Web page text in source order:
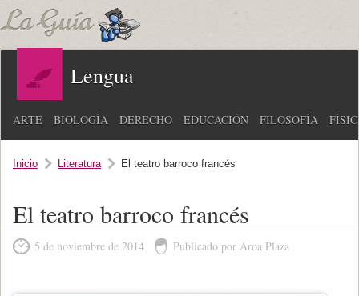
Lengua
ARTE BIOLOGÍA DERECHO EDUCACIÓN FILOSOFÍA
Inicio Literatura El teatro barroco francés
El teatro barroco francés
5 de noviembre de 2014 Publicado por Aroa Plaza